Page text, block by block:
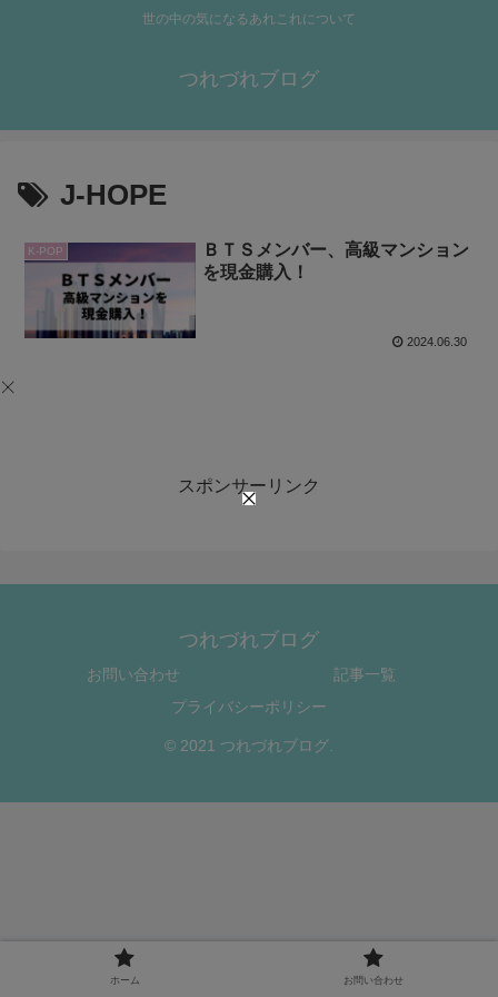
世の中の気になるあれこれについて
つれづれブログ
J-HOPE
K-POP
ＢＴＳメンバー、高級マンション
を現金購入！
2024.06.30
スポンサーリンク
つれづれブログ
お問い合わせ
記事一覧
プライバシーポリシー
© 2021 つれづれブログ.
ホーム お問い合わせ